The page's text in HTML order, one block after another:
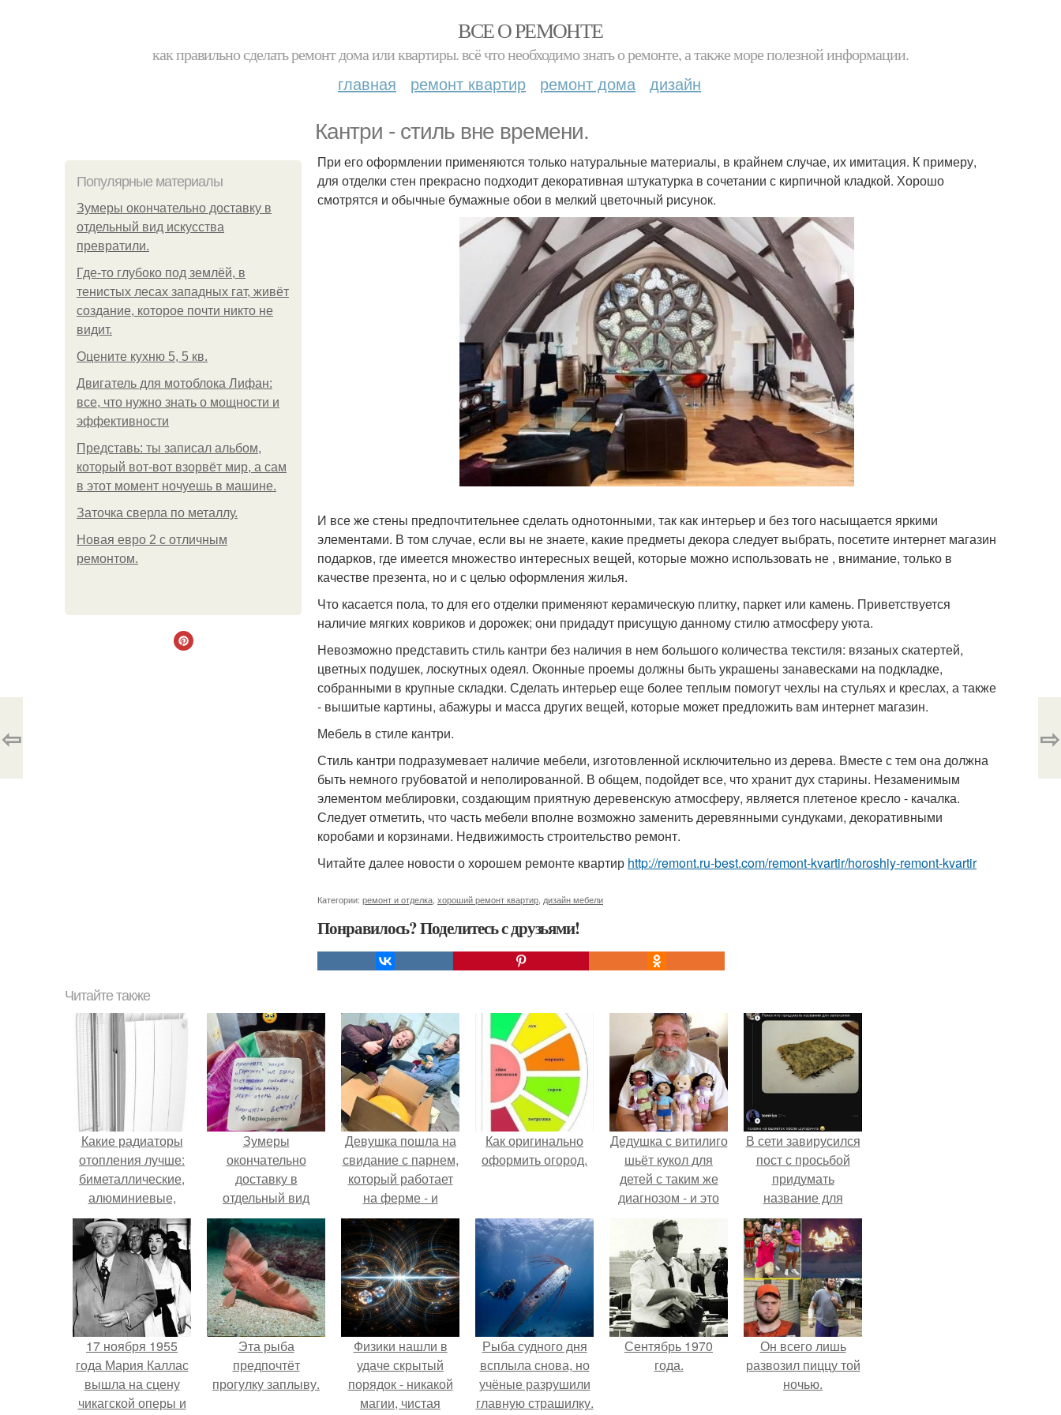
ВСЕ О РЕМОНТЕ
как правильно сделать ремонт дома или квартиры. всё что необходимо знать о ремонте, а также море полезной информации.
главная ремонт квартир ремонт дома дизайн
Кантри - стиль вне времени.
Популярные материалы
Зумеры окончательно доставку в
отдельный вид искусства
превратили.
Где-то глубоко под землёй, в
тенистых лесах западных гат, живёт
создание, которое почти никто не
видит.
Оцените кухню 5, 5 кв.
Двигатель для мотоблока Лифан:
все, что нужно знать о мощности и
эффективности
Представь: ты записал альбом,
который вот-вот взорвёт мир, а сам
в этот момент ночуешь в машине.
Заточка сверла по металлу.
Новая евро 2 с отличным
ремонтом.
При его оформлении применяются только натуральные материалы, в крайнем случае, их имитация. К примеру,
для отделки стен прекрасно подходит декоративная штукатурка в сочетании с кирпичной кладкой. Хорошо
смотрятся и обычные бумажные обои в мелкий цветочный рисунок.
И все же стены предпочтительнее сделать однотонными, так как интерьер и без того насыщается яркими
элементами. В том случае, если вы не знаете, какие предметы декора следует выбрать, посетите интернет магазин
подарков, где имеется множество интересных вещей, которые можно использовать не , внимание, только в
качестве презента, но и с целью оформления жилья.
Что касается пола, то для его отделки применяют керамическую плитку, паркет или камень. Приветствуется
наличие мягких ковриков и дорожек; они придадут присущую данному стилю атмосферу уюта.
Невозможно представить стиль кантри без наличия в нем большого количества текстиля: вязаных скатертей,
цветных подушек, лоскутных одеял. Оконные проемы должны быть украшены занавесками на подкладке,
собранными в крупные складки. Сделать интерьер еще более теплым помогут чехлы на стульях и креслах, а также
- вышитые картины, абажуры и масса других вещей, которые может предложить вам интернет магазин.
Мебель в стиле кантри.
Стиль кантри подразумевает наличие мебели, изготовленной исключительно из дерева. Вместе с тем она должна
быть немного грубоватой и неполированной. В общем, подойдет все, что хранит дух старины. Незаменимым
элементом меблировки, создающим приятную деревенскую атмосферу, является плетеное кресло - качалка.
Следует отметить, что часть мебели вполне возможно заменить деревянными сундуками, декоративными
коробами и корзинами. Недвижимость строительство ремонт.
Читайте далее новости о хорошем ремонте квартир http://remont.ru-best.com/remont-kvartir/horoshiy-remont-kvartir
Категории: ремонт и отделка хороший ремонт квартир дизайн мебели
Понравилось? Поделитесь с друзьями!
⇦ ⇨
Читайте также
Какие радиаторы
отопления лучше:
биметаллические,
алюминиевые,
чугунные?
Зумеры
окончательно
доставку в
отдельный вид
искусства
превратили.
Девушка пошла на
свидание с парнем,
который работает
на ферме - и
вернулась домой с
подарком, который
точно не влезет в
дамскую сумочку.
Как оригинально
оформить огород.
Дедушка с витилиго
шьёт кукол для
детей с таким же
диагнозом - и это
трогает до слёз.
В сети завирусился
пост с просьбой
придумать
название для
домашней
запеканки.
17 ноября 1955
года Мария Каллас
вышла на сцену
чикагской оперы и
Эта рыба
предпочтёт
прогулку заплыву.
Физики нашли в
удаче скрытый
порядок - никакой
магии, чистая
Рыба судного дня
всплыла снова, но
учёные разрушили
главную страшилку.
Сентябрь 1970
года.
Он всего лишь
развозил пиццу той
ночью.